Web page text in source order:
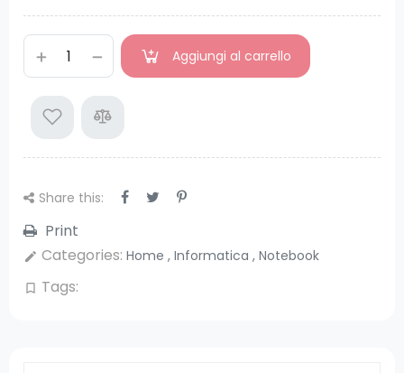
Aggiungi al carrello
Share this:
Print
edit Categories: Home , Informatica , Notebook
bookmark_border Tags: